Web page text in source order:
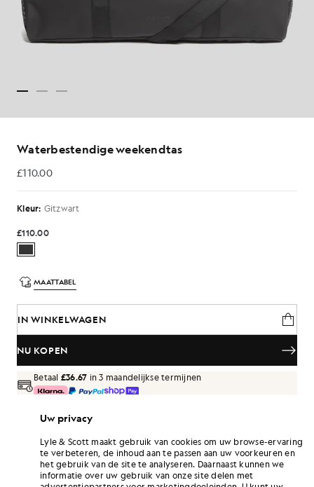
Waterbestendige weekendtas
£110.00
£110.00
Kleur: Gitzwart
£110.00
MAATTABEL
IN WINKELWAGEN
NU KOPEN
Betaal £36.67 in 3 maandelijkse termijnen
Thuisbezorging en afhaalpunten. Gratis retouneren ruilen.
Verdien het dubbele! Verdien660-punten
met deze aankoop.
6 points = £ 1,00
AANMELDEN
Uw privacy
Lyle & Scott maakt gebruik van cookies om uw browse-ervaring
te verbeteren, de inhoud aan te passen aan uw voorkeuren en
het gebruik van de site te analyseren. Daarnaast kunnen we
informatie over uw gebruik van onze site delen met